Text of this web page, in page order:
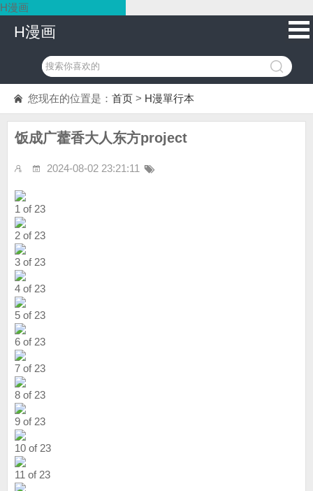
H漫画
H漫画
您现在的位置是： 首页 > H漫單行本
饭成广藿香大人东方project
2024-08-02 23:21:11
1 of 23
2 of 23
3 of 23
4 of 23
5 of 23
6 of 23
7 of 23
8 of 23
9 of 23
10 of 23
11 of 23